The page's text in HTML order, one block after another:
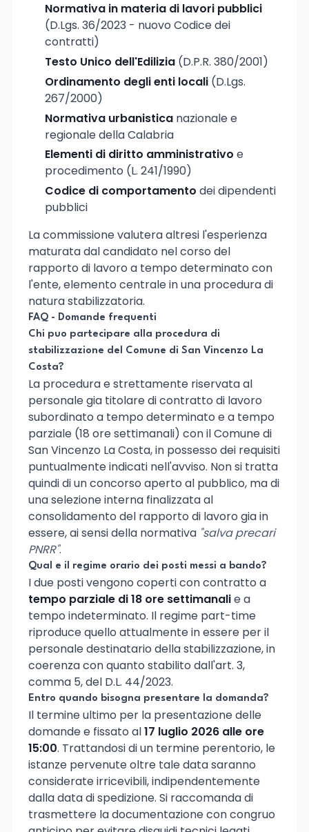
Normativa in materia di lavori pubblici
(D.Lgs. 36/2023 - nuovo Codice dei
contratti)
Testo Unico dell'Edilizia (D.P.R. 380/2001)
Ordinamento degli enti locali (D.Lgs.
267/2000)
Normativa urbanistica nazionale e
regionale della Calabria
Elementi di diritto amministrativo e
procedimento (L. 241/1990)
Codice di comportamento dei dipendenti
pubblici
La commissione valutera altresi l'esperienza
maturata dal candidato nel corso del
rapporto di lavoro a tempo determinato con
l'ente, elemento centrale in una procedura di
natura stabilizzatoria.
FAQ - Domande frequenti
Chi puo partecipare alla procedura di
stabilizzazione del Comune di San Vincenzo La
Costa?
La procedura e strettamente riservata al
personale gia titolare di contratto di lavoro
subordinato a tempo determinato e a tempo
parziale (18 ore settimanali) con il Comune di
San Vincenzo La Costa, in possesso dei requisiti
puntualmente indicati nell'avviso. Non si tratta
quindi di un concorso aperto al pubblico, ma di
una selezione interna finalizzata al
consolidamento del rapporto di lavoro gia in
essere, ai sensi della normativa "salva precari
PNRR".
Qual e il regime orario dei posti messi a bando?
I due posti vengono coperti con contratto a
tempo parziale di 18 ore settimanalie a
tempo indeterminato. Il regime part-time
riproduce quello attualmente in essere per il
personale destinatario della stabilizzazione, in
coerenza con quanto stabilito dall'art. 3,
comma 5, del D.L. 44/2023.
Entro quando bisogna presentare la domanda?
Il termine ultimo per la presentazione delle
domande e fissato al17 luglio 2026 alle ore
15:00. Trattandosi di un termine perentorio, le
istanze pervenute oltre tale data saranno
considerate irricevibili, indipendentemente
dalla data di spedizione. Si raccomanda di
trasmettere la documentazione con congruo